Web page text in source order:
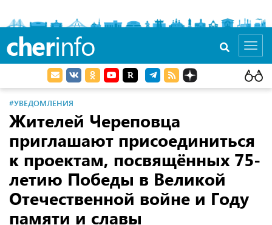
cherinfo
#УВЕДОМЛЕНИЯ
Жителей Череповца
приглашают присоединиться
к проектам, посвящённых 75-
летию Победы в Великой
Отечественной войне и Году
памяти и славы